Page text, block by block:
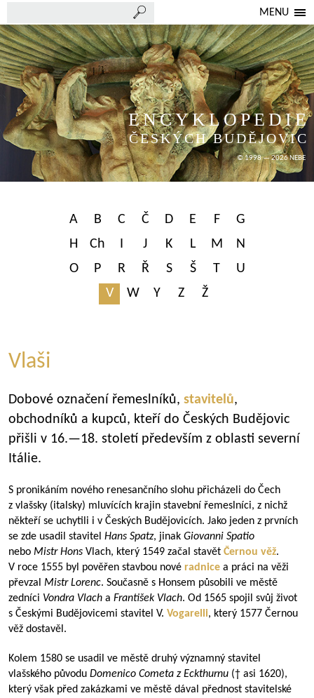
MENU
ENCYKLOPEDIE
ČESKÝCH BUDĚJOVIC
© 1998 — 2026 NEBE
A B C Č D E F
G
H
Ch I J K L M
N
O
P R Ř S Š T
U
V
W Y Z Ž
Vlaši
Dobové označení řemeslníků, stavitelů,
obchodníků a kupců, kteří do Českých Budějovic
přišli v 16.—18. století především z oblasti severní
Itálie.
S pronikáním nového renesančního slohu přicházeli do Čech
z vlašsky (italsky) mluvících krajin stavební řemeslníci, z nichž
někteří se uchytili i v Českých Budějovicích. Jako jeden z prvních
se zde usadil stavitel Hans Spatz, jinak Giovanni Spatio
nebo Mistr Hons Vlach, který 1549 začal stavět Černou věž.
V roce 1555 byl pověřen stavbou nové radnice a práci na věži
převzal Mistr Lorenc. Současně s Honsem působili ve městě
zedníci Vondra Vlach a František Vlach. Od 1565 spojil svůj život
s Českými Budějovicemi stavitel V. Vogarelli, který 1577 Černou
věž dostavěl.
Kolem 1580 se usadil ve městě druhý významný stavitel
vlašského původu Domenico Cometa z Eckthurnu († asi 1620),
který však před zakázkami ve městě dával přednost stavitelské